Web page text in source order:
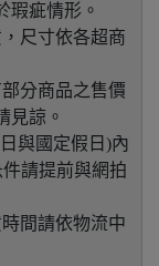
瑕疵情形。
尺寸依各超商
分商品之售價
見諒。
與國定假日)內
請提前與網拍
間請依物流中